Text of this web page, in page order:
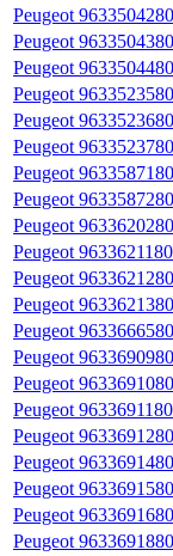
Peugeot 9633504280
Peugeot 9633504380
Peugeot 9633504480
Peugeot 9633523580
Peugeot 9633523680
Peugeot 9633523780
Peugeot 9633587180
Peugeot 9633587280
Peugeot 9633620280
Peugeot 9633621180
Peugeot 9633621280
Peugeot 9633621380
Peugeot 9633666580
Peugeot 9633690980
Peugeot 9633691080
Peugeot 9633691180
Peugeot 9633691280
Peugeot 9633691480
Peugeot 9633691580
Peugeot 9633691680
Peugeot 9633691880